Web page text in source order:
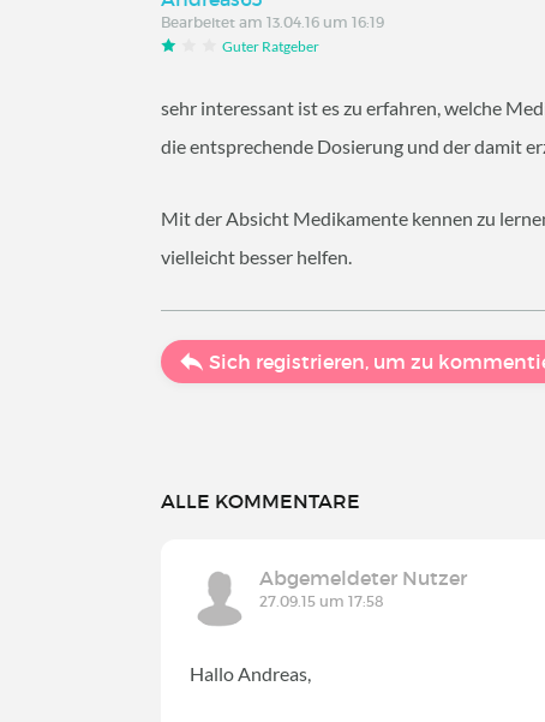
Bearbeitet am 13.04.16 um 16:19
Guter Ratgeber
sehr interessant ist es zu erfahren, welche
die entsprechende Dosierung und der damit
Mit der Absicht Medikamente kennen zu
vielleicht besser helfen.
Sich registrieren, um zu
ALLE KOMMENTARE
Abgemeldeter Nutzer
27.09.15 um 17:58
Hallo Andreas,